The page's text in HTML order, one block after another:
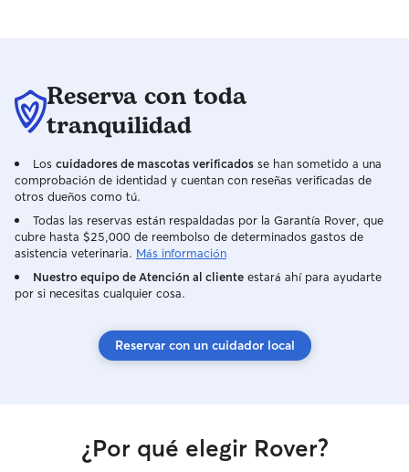
seguridad y el bienestar de cada
mascota son mi prioridad. Me adapto a
sus hábitos, horarios de alimentación y
sientan tranquilos tanto en mi hogar
como en el suyo. Mantengo una
mediante fotos y actualizaciones, y trato
a cada perro o gato con paciencia,
parte de mi propia familia.
Reserva con toda
tranquilidad
Los cuidadores de mascotas verificados se han sometido a una
comprobación de identidad y cuentan con reseñas verificadas de
otros dueños como tú.
Todas las reservas están respaldadas por la Garantía Rover, que
cubre hasta $25,000 de reembolso de determinados gastos de
asistencia veterinaria. Más información
Nuestro equipo de Atención al cliente estará ahí para ayudarte
por si necesitas cualquier cosa.
Reservar con un cuidador local
¿Por qué elegir Rover?